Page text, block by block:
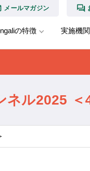
メールマガジン
の特徴 実施機関
ル2025 ＜